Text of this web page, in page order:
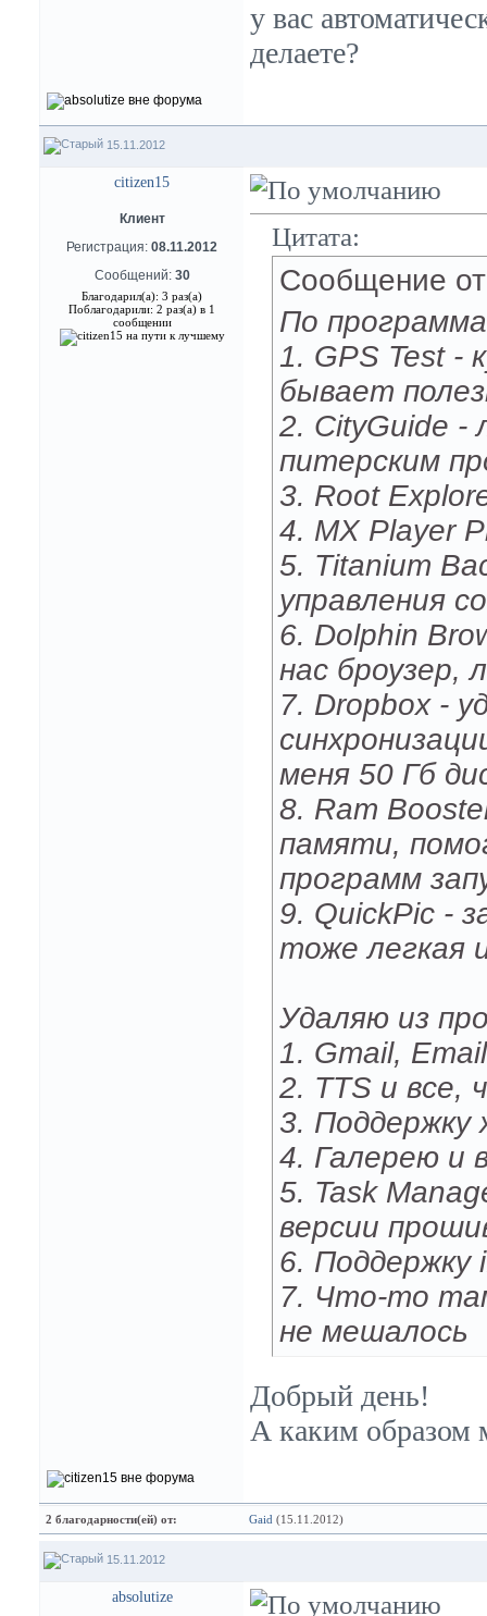
у вас
делаете?
15.11.2012
citizen15
Клиент
Регистрация: 08.11.2012
Сообщений: 30
Благодарил(а): 3 раз(а)
Поблагодарили: 2 раз(а) в 1
сообщении
Цитата:
Сообщение
По
1. GPS Test -
бывает
2. CityGuide -
питерским
3. Root
4. MX Player
5. Titanium
управления
6. Dolphin
нас броузер,
7. Dropbox -
меня 50 Гб
8. Ram
памяти,
программ
9. QuickPic -
тоже легкая
Удаляю из
1. Gmail, Email
2. TTS и все,
3. Поддержку
4. Галерею и
5. Task
версии
6. Поддержку
7. Что-то
не мешалось
Добрый день!
А каким образом
2 благодарности(ей) от: Gaid (15.11.2012)
15.11.2012
absolutize